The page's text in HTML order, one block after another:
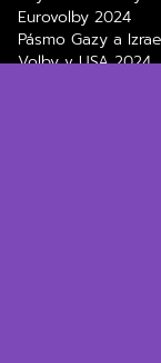
Eurovolby 2024
Pásmo Gazy a
Volby v USA 2024